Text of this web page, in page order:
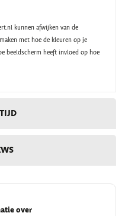
kunnen afwijken van de
met hoe de kleuren op je
beeldscherm heeft invloed op hoe
over